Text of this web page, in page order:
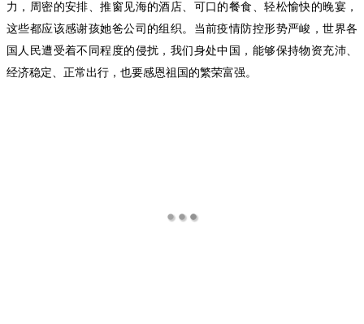
力，周密的安排、推窗见海的酒店、可口的餐食、轻松愉快的晚宴，
这些都应该感谢孩她爸公司的组织。当前疫情防控形势严峻，世界各
国人民遭受着不同程度的侵扰，我们身处中国，能够保持物资充沛、
经济稳定、正常出行，也要感恩祖国的繁荣富强。